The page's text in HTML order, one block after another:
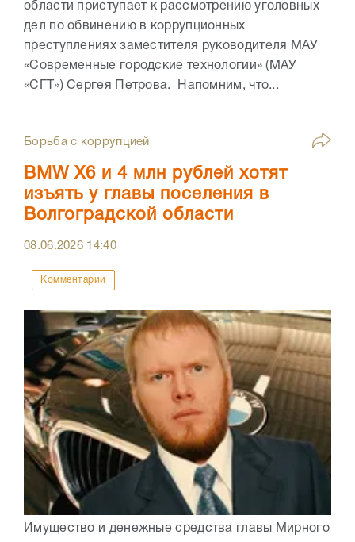
области приступает к рассмотрению уголовных
дел по обвинению в коррупционных
преступлениях заместителя руководителя МАУ
«Современные городские технологии» (МАУ
«СГТ») Сергея Петрова. Напомним, что...
Борьба с коррупцией
BMW X6 и 4 млн рублей хотят
изъять у главы поселения в
Волгоградской области
08.06.2026 14:40
Комментарии
Имущество и денежные средства главы Мирного